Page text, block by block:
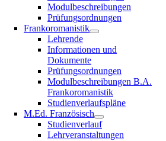
Modulbeschreibungen
Prüfungsordnungen
Frankoromanistik
Lehrende
Informationen und
Dokumente
Prüfungsordnungen
Modulbeschreibungen B.A.
Frankoromanistik
Studienverlaufspläne
M.Ed. Französisch
Studienverlauf
Lehrveranstaltungen